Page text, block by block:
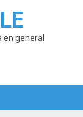
general